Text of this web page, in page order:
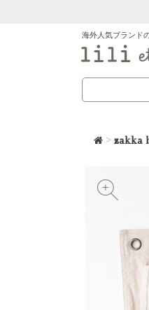
海外人気ブランド
>zakka